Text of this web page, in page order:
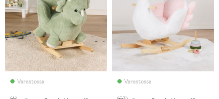
Varastossa Varastossa